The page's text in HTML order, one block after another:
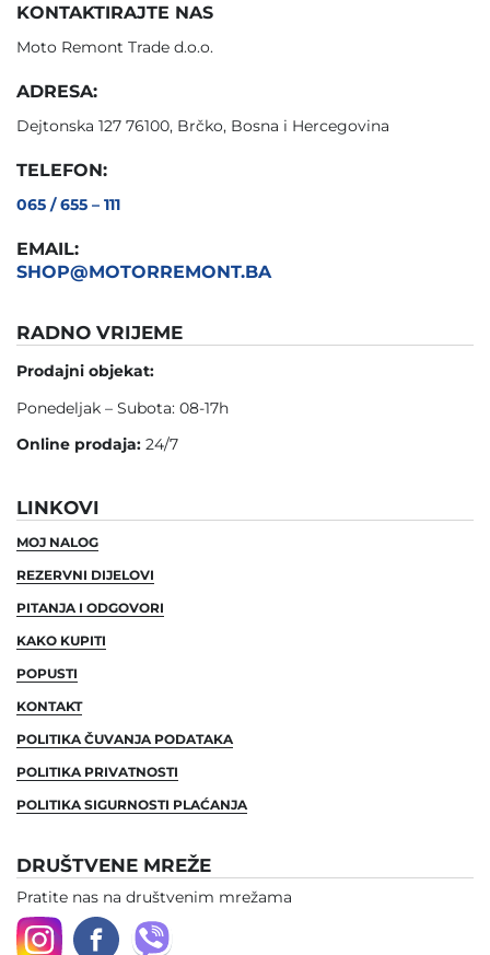
KONTAKTIRAJTE NAS
Moto Remont Trade d.o.o.
ADRESA:
Dejtonska 127 76100, Brčko, Bosna i Hercegovina
TELEFON:
065 / 655 – 111
EMAIL:
SHOP@MOTORREMONT.BA
RADNO VRIJEME
Prodajni objekat:
Ponedeljak – Subota: 08-17h
Online prodaja: 24/7
LINKOVI
MOJ NALOG
REZERVNI DIJELOVI
PITANJA I ODGOVORI
KAKO KUPITI
POPUSTI
KONTAKT
POLITIKA ČUVANJA PODATAKA
POLITIKA PRIVATNOSTI
POLITIKA SIGURNOSTI PLAĆANJA
DRUŠTVENE MREŽE
Pratite nas na društvenim mrežama